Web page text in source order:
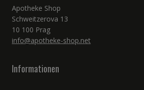
Apotheke Shop
Schweitzerova 13
10 100 Prag
info@apotheke-shop.net
Informationen